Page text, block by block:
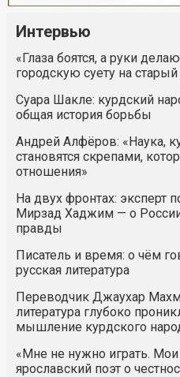
Интервью
«Глаза боятся, а руки
городскую суету на
Суара Шакле: курдский
общая история борьбы
Андрей Алфёров: «Наука,
становятся скрепами,
отношения»
На двух фронтах: эксперт
Мирзад Хаджим — о
правды
Писатель и время: о чём
русская литература
Переводчик Джаухар
литература глубоко
мышление курдского
«Мне не нужно играть.
ярославский поэт о